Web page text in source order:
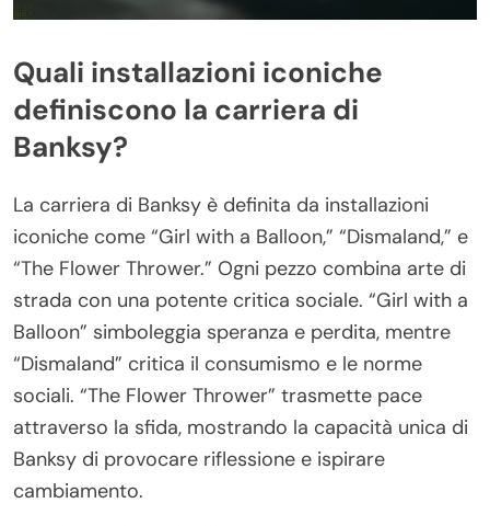
Quali installazioni iconiche
definiscono la carriera di
Banksy?
La carriera di Banksy è definita da installazioni
iconiche come “Girl with a Balloon,” “Dismaland,” e
“The Flower Thrower.” Ogni pezzo combina arte di
strada con una potente critica sociale. “Girl with a
Balloon” simboleggia speranza e perdita, mentre
“Dismaland” critica il consumismo e le norme
sociali. “The Flower Thrower” trasmette pace
attraverso la sfida, mostrando la capacità unica di
Banksy di provocare riflessione e ispirare
cambiamento.